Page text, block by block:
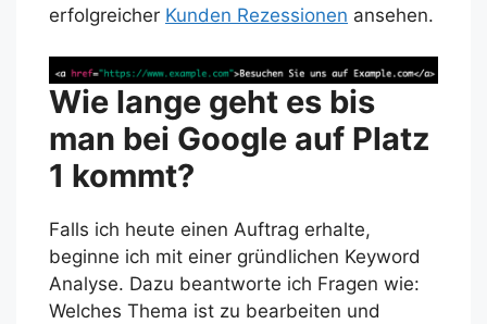
erfolgreicher Kunden Rezessionen ansehen.
Wie lange geht es bis
man bei Google auf Platz
1 kommt?
Falls ich heute einen Auftrag erhalte,
beginne ich mit einer gründlichen Keyword
Analyse. Dazu beantworte ich Fragen wie:
Welches Thema ist zu bearbeiten und